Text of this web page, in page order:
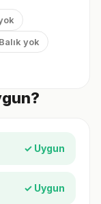
Balık yok
✓ Uygun
✓ Uygun